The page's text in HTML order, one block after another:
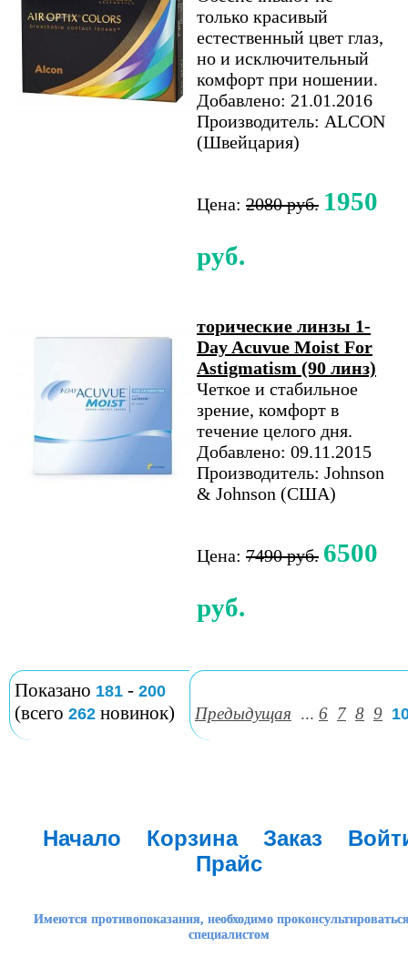
только красивый
естественный цвет глаз,
но и исключительный
комфорт при ношении.
Добавлено: 21.01.2016
Производитель: ALCON
(Швейцария)
Цена: 2080 руб. 1950
руб.
торические линзы 1-
Day Acuvue Moist For
Astigmatism (90 линз)
Четкое и стабильное
зрение, комфорт в
течение целого дня.
Добавлено: 09.11.2015
Производитель: Johnson
& Johnson (США)
Цена: 7490 руб. 6500
руб.
Показано 181 - 200
(всего 262 новинок) Предыдущая ... 6 7 8 9
Начало Корзина Заказ
Прайс
Имеются противопоказания, необходимо
специалистом